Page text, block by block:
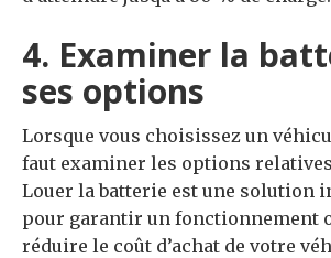
4. Examiner la
ses options
Lorsque vous choisissez un
faut examiner les options
Louer la batterie est une solution
pour garantir un fonctionnement
réduire le coût d’achat de votre